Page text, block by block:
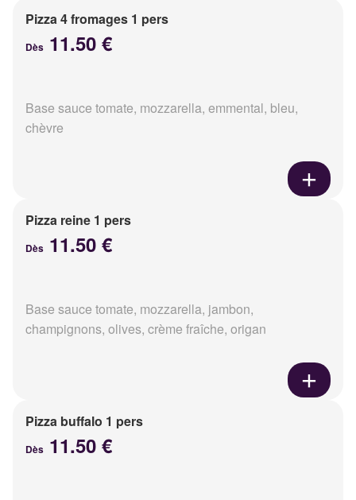
Pizza 4 fromages 1 pers
Dès 11.50 €
Base sauce tomate, mozzarella, emmental, bleu,
chèvre
Pizza reine 1 pers
Dès 11.50 €
Base sauce tomate, mozzarella, jambon,
champignons, olives, crème fraîche, origan
Pizza buffalo 1 pers
Dès 11.50 €